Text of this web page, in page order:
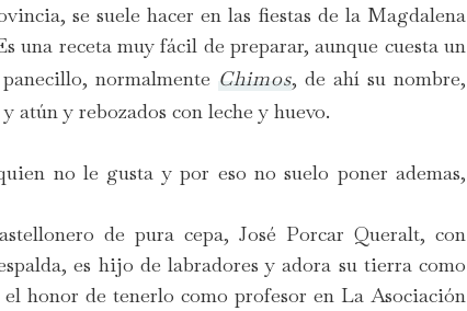
se suele hacer en las fiestas de la Magdalena
una receta muy fácil de preparar, aunque cuesta un
normalmente Chimos, de ahí su nombre,
atún y rebozados con leche y huevo.
no le gusta y por eso no suelo poner ademas,
de pura cepa, José Porcar Queralt, con
es hijo de labradores y adora su tierra como
honor de tenerlo como profesor en La Asociación